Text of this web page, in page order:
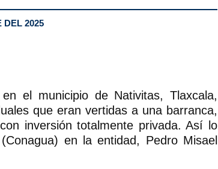
DEL 2025
el municipio de Nativitas, Tlaxcala,
que eran vertidas a una barranca,
inversión totalmente privada. Así lo
en la entidad, Pedro Misael